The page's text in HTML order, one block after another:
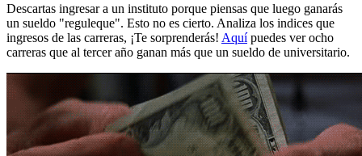
Descartas ingresar a un instituto porque piensas que luego ganarás
un sueldo "reguleque". Esto no es cierto. Analiza los indices que
ingresos de las carreras, ¡Te sorprenderás! Aquípuedes ver ocho
carreras que al tercer año ganan más que un sueldo de universitario.